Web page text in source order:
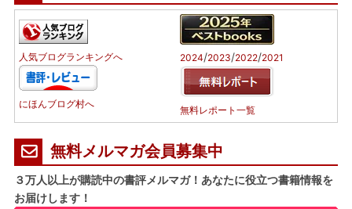
人気ブログランキングへ
にほんブログ村へ
2024/2023/2022/2021
無料レポート一覧
無料メルマガ会員募集中
３万人以上が購読中の書評メルマガ！あなたに役立つ書籍情報を
お届けします！